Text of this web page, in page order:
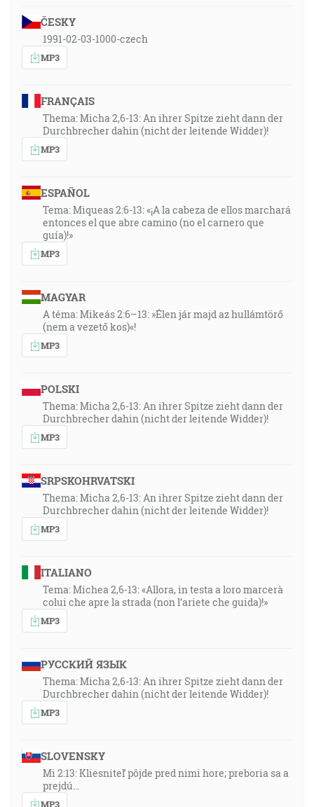
ČESKY
1991-02-03-1000-czech
MP3
FRANÇAIS
Thema: Micha 2,6-13: An ihrer Spitze zieht dann der
Durchbrecher dahin (nicht der leitende Widder)!
MP3
ESPAÑOL
Tema: Miqueas 2:6-13: «¡A la cabeza de ellos marchará
entonces el que abre camino (no el carnero que
guía)!»
MP3
MAGYAR
A téma: Mikeás 2:6–13: »Élen jár majd az hullámtörő
(nem a vezető kos)«!
MP3
POLSKI
Thema: Micha 2,6-13: An ihrer Spitze zieht dann der
Durchbrecher dahin (nicht der leitende Widder)!
MP3
SRPSKOHRVATSKI
Thema: Micha 2,6-13: An ihrer Spitze zieht dann der
Durchbrecher dahin (nicht der leitende Widder)!
MP3
ITALIANO
Tema: Michea 2,6-13: «Allora, in testa a loro marcerà
colui che apre la strada (non l’ariete che guida)!»
MP3
РУССКИЙ ЯЗЫК
Thema: Micha 2,6-13: An ihrer Spitze zieht dann der
Durchbrecher dahin (nicht der leitende Widder)!
MP3
SLOVENSKY
Mi 2:13: Kliesniteľ pôjde pred nimi hore; preboria sa a
prejdú…
MP3